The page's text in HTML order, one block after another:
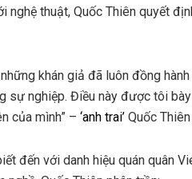
nghệ thuật, Quốc Thiên quyết
khán giả đã luôn đồng
sự nghiệp. Điều này được tôi
của mình” – ‘anh trai’ Quốc
đến với danh hiệu quán quân